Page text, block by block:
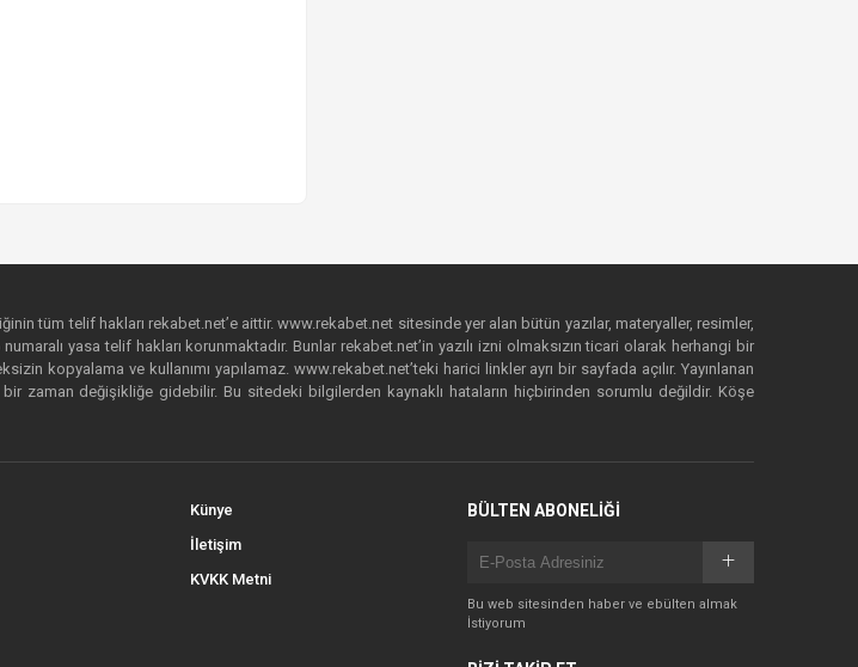
tüm telif hakları rekabet.net’e aittir. www.rekabet.net sitesinde yer alan bütün yazılar, materyaller, resimler,
yasa telif hakları korunmaktadır. Bunlar rekabet.net’in yazılı izni olmaksızın ticari olarak herhangi bir
kopyalama ve kullanımı yapılamaz. www.rekabet.net’teki harici linkler ayrı bir sayfada açılır. Yayınlanan
zaman değişikliğe gidebilir. Bu sitedeki bilgilerden kaynaklı hataların hiçbirinden sorumlu değildir. Köşe
Künye
İletişim
KVKK Metni
BÜLTEN ABONELİĞİ
Bu web sitesinden haber ve ebülten almak
İstiyorum